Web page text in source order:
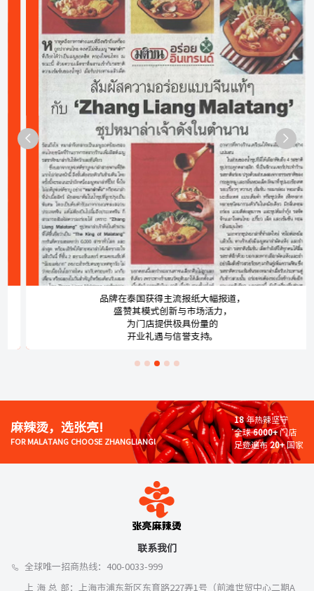
品牌在泰国获得主流报纸大幅报道，
盛赞其模式创新与市场活力，
为门店提供极具份量的
开业礼遇与信誉支持。
麻辣烫，选张亮!
FOR MALATANG CHOOSE ZHANGLIANG!
18年热辣坚守
全球6000+门店
足迹遍布20+国家
联系我们
全球唯一招商热线：400-0033-999
上 海 总 部：上海市浦东新区东育路227弄1号（前滩世贸中心二期A